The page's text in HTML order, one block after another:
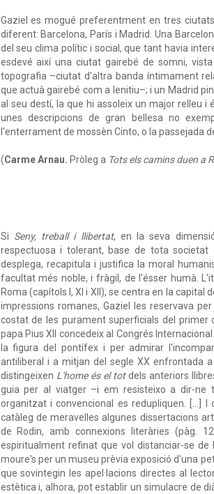
Gaziel es mogué preferentment en tres
diferent: Barcelona, París i Madrid. Una
del seu clima polític i social, que tant havia
esdevé així una ciutat gairebé de somni,
topografia –ciutat d'altra banda íntimament
que actuà gairebé com a lenitiu–; i un Madrid
al seu destí, la que hi assoleix un major relleu
unes descripcions de gran bellesa no
l'enterrament de mossèn Cinto, o la passejada
(Carme Arnau. Pròleg a Tots els camins duen a
Si Seny, treball i llibertat, en la seva
respectuosa i tolerant, base de tota societat
desplega, recapitula i justifica la moral
facultat més noble, i fràgil, de l'ésser humà.
Roma (capítols I, XI i XII), se centra en la capital
impressions romanes, Gaziel les reservava
costat de les purament superficials del primer
papa Pius XII concedeix al Congrés
la figura del pontífex i per admirar
antiliberal i a mitjan del segle XX enfrontada
distingeixen L'home és el totdels anteriors
guia per al viatger –i em resisteixo a dir-ne
organitzat i convencional es redupliquen. [...]
catàleg de meravelles algunes dissertacions
de Rodin, amb connexions literàries (pàg.
espiritualment refinat que vol distanciar-se
moure's per un museu prèvia exposició d'una
que sovintegin les apel·lacions directes al
estètica i, alhora, pot establir un simulacre de